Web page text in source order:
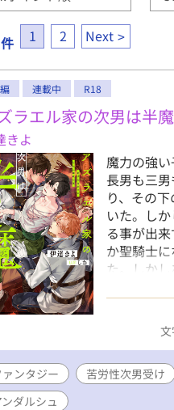
件 1 2 Next
連載中 R18
ラエル家の次男は半魔
きよ
魔力の強
長男も三
り、その
いた。し
る事が出
か聖騎士
た。しか
ってしま
もない事
魔」。 半
運命やい
ァンタジー 苦労性次男受け
ンダルシュ